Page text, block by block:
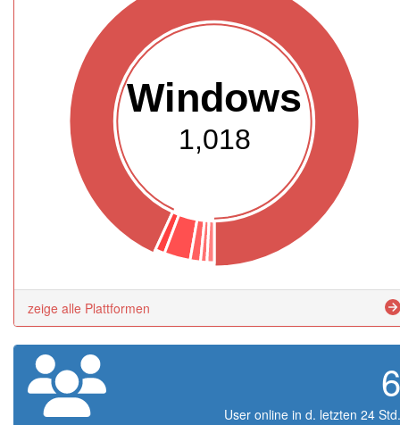
Windows
1,018
zeige alle Plattformen
6
User online in d. letzten 24 Std.